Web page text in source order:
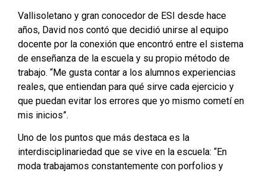
Vallisoletano y gran conocedor de ESI desde hace
años, David nos contó que decidió unirse al equipo
docente por la conexión que encontró entre el sistema
de enseñanza de la escuela y su propio método de
trabajo. “Me gusta contar a los alumnos experiencias
reales, que entiendan para qué sirve cada ejercicio y
que puedan evitar los errores que yo mismo cometí en
mis inicios”.
Uno de los puntos que más destaca es la
interdisciplinariedad que se vive en la escuela: “En
moda trabajamos constantemente con porfolios y